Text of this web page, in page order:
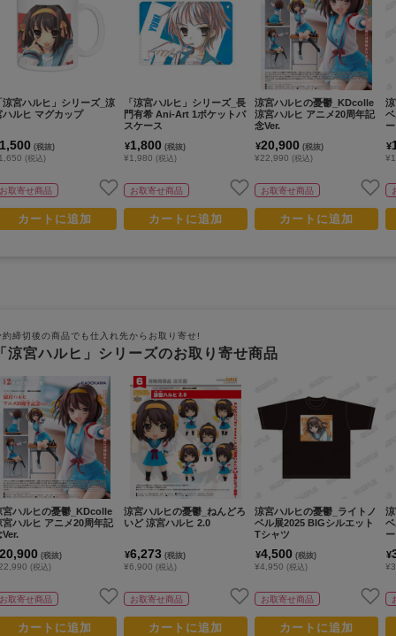
涼宮ハルヒ」シリーズ_涼
ハルヒ マグカップ
1,500 (税抜)
(税込)
お取寄せ商品
カートに追加
「涼宮ハルヒ」シリーズ_長
門有希 Ani-Art 1ポケットパ
スケース
¥1,800 (税抜)
¥1,980(税込)
お取寄せ商品
カートに追加
涼宮ハルヒの憂鬱_KDcolle
涼宮ハルヒ アニメ20周年記
念Ver.
¥20,900 (税抜)
¥22,990 (税込)
お取寄せ商品
カートに追加
ー
¥
約締切後の商品でも仕入れ先からお取り寄せ!
涼宮ハルヒ」シリーズのお取り寄せ商品
宮ハルヒの憂鬱_KDcolle
宮ハルヒ アニメ20周年記
Ver.
20,900 (税抜)
(税込)
お取寄せ商品
カートに追加
涼宮ハルヒの憂鬱_ねんどろ
いど 涼宮ハルヒ 2.0
¥6,273 (税抜)
¥6,900(税込)
お取寄せ商品
カートに追加
涼宮ハルヒの憂鬱_ライトノ
ベル展2025 BIGシルエット
Tシャツ
¥4,500 (税抜)
¥4,950 (税込)
お取寄せ商品
カートに追加
ー
¥